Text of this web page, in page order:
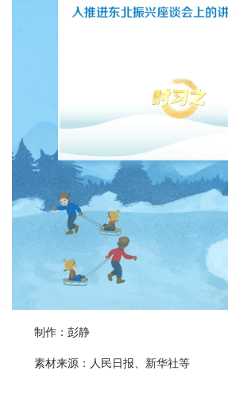
制作：彭静
素材来源：人民日报、新华社等